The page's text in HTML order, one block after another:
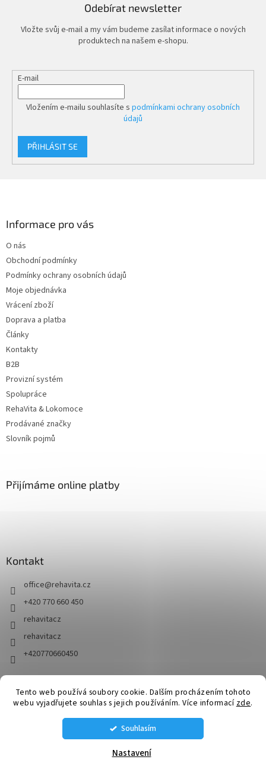
Tento web používá soubory cookie. Dalším procházením tohoto
webu vyjadřujete souhlas s jejich používáním. Více informací zde.
Souhlasím
Nastavení
Odebírat newsletter
Vložte svůj e-mail a my vám budeme zasílat informace o nových
produktech na našem e-shopu.
E-mail
Vložením e-mailu souhlasíte s podmínkami ochrany osobních
údajů
PŘIHLÁSIT SE
Informace pro vás
O nás
Obchodní podmínky
Podmínky ochrany osobních údajů
Moje objednávka
Vrácení zboží
Doprava a platba
Články
Kontakty
B2B
Provizní systém
Spolupráce
RehaVita & Lokomoce
Prodávané značky
Slovník pojmů
Přijímáme online platby
Kontakt
office@rehavita.cz
+420 770 660 450
rehavitacz
rehavitacz
+420770660450
Vytvořil Shoptet
RehaVita.cz. Všechna práva vyhrazena.